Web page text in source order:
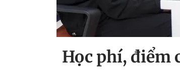
Học phí, điểm